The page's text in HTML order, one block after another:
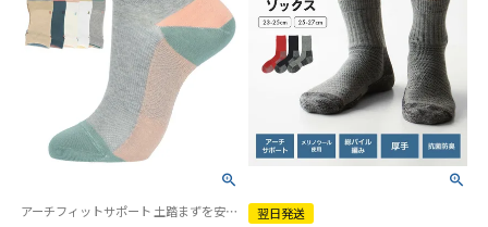
アーチフィットサポート 土踏まずを安定 スポーツ 90°ヒール 婦人 靴下ナイガイ パフォーマンス
翌日発送